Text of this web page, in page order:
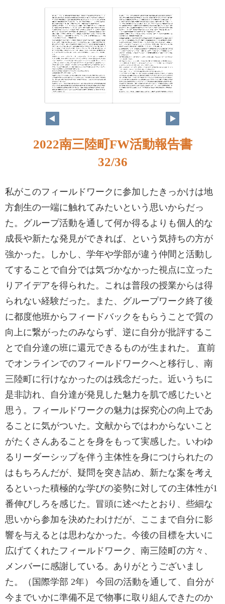
2022南三陸町FW活動報告書
32/36
私がこのフィールドワークに参加したきっかけは地
方創生の一端に触れてみたいという思いからだっ
た。グループ活動を通して何か得るよりも個人的な
成長や新たな発見ができれば、という気持ちの方が
強かった。しかし、学年や学部が違う仲間と活動し
てすることで自分では気づかなかった視点に立った
りアイデアを得られた。これは普段の授業からは得
られない経験だった。また、グループワーク終了後
に都度他班からフィードバックをもらうことで質の
向上に繋がったのみならず、逆に自分が批評するこ
とで自分達の班に還元できるものが生まれた。 直前
でオンラインでのフィールドワークへと移行し、南
三陸町に行けなかったのは残念だった。近いうちに
是非訪れ、自分達が発見した魅力を肌で感じたいと
思う。フィールドワークの魅力は探究心の向上であ
ることに気がついた。文献からではわからないこと
がたくさんあることを身をもって実感した。いわゆ
るリーダーシップを伴う主体性を身につけられたの
はもちろんだが、疑問を突き詰め、新たな案を考え
るといった積極的な学びの姿勢に対しての主体性が1
番伸びしろを感じた。冒頭に述べたとおり、些細な
思いから参加を決めたわけだが、ここまで自分に影
響を与えるとは思わなかった。今後の目標を大いに
広げてくれたフィールドワーク、南三陸町の方々、
メンバーに感謝している。ありがとうございまし
た。（国際学部 2年） 今回の活動を通して、自分が
今までいかに準備不足で物事に取り組んできたのか